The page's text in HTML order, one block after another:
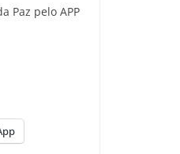
Paz pelo APP